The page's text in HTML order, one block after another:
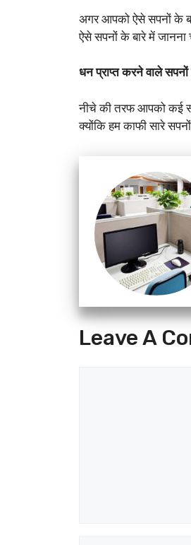
अगर आपको ऐसे सपनों के
ऐसे सपनों के बारे में
धन प्राप्त करने वाले
नीचे की तरफ आपको कई
क्योंकि हम काफी सारे
Leave A